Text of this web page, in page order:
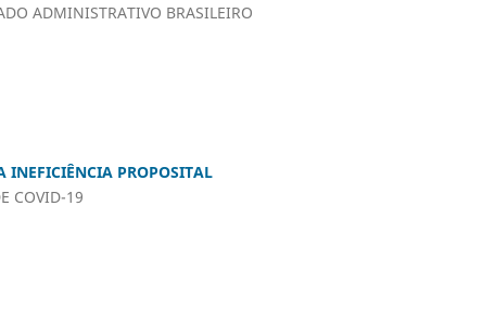
ADMINISTRATIVO BRASILEIRO
INEFICIÊNCIA PROPOSITAL
COVID-19